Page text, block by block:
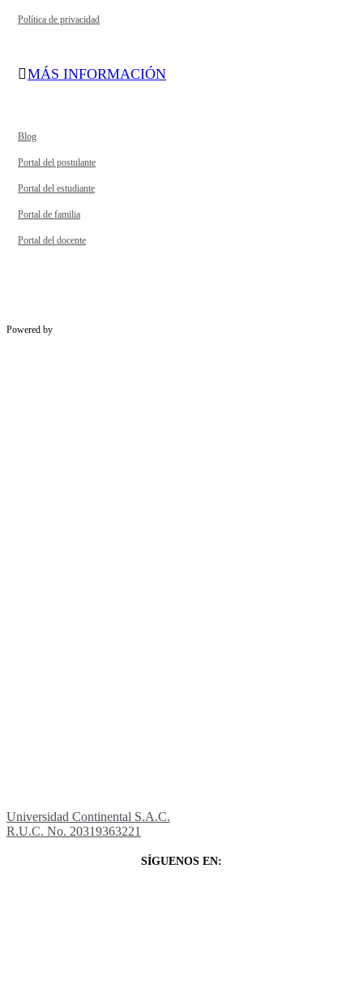
Política de privacidad
MÁS INFORMACIÓN
Blog
Portal del postulante
Portal del estudiante
Portal de familia
Portal del docente
Powered by
Universidad Continental S.A.C.
R.U.C. No. 20319363221
SÍGUENOS EN: